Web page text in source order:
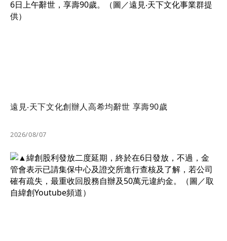
遠見‧天下文化創辦人高希均辭世 享壽90歲
2026/08/07